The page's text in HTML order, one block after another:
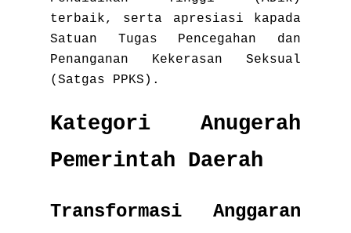
terbaik, serta apresiasi kapada
Satuan Tugas Pencegahan dan
Penanganan Kekerasan Seksual
(Satgas PPKS).
Kategori Anugerah
Pemerintah Daerah
Transformasi Anggaran